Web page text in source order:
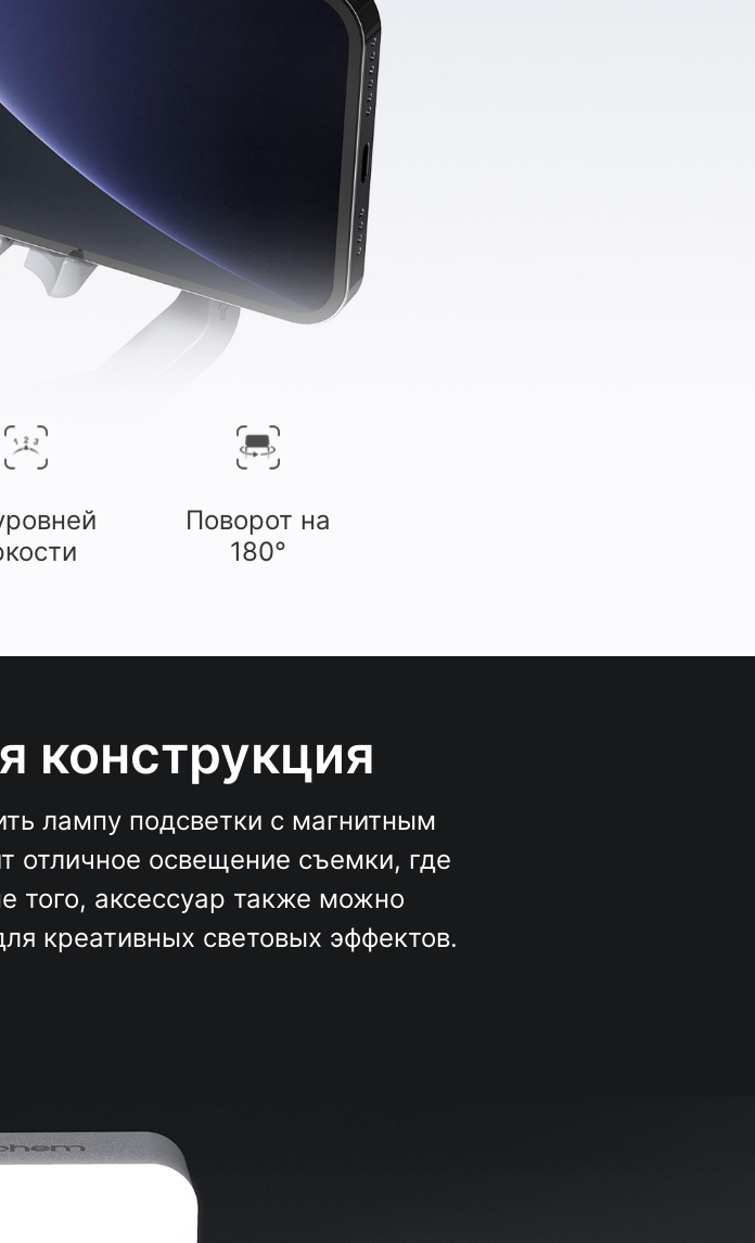
Поворот на
180°
конструкция
лампу подсветки с магнитным
отличное освещение съемки, где
того, аксессуар также можно
креативных световых эффектов.